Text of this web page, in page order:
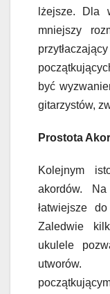
lżejsze. Dla
mniejszy
być
gitarzystów,
Prostota
Kolejnym
akordów.
łatwiejsze
Zaledwie
ukulele
utworów.